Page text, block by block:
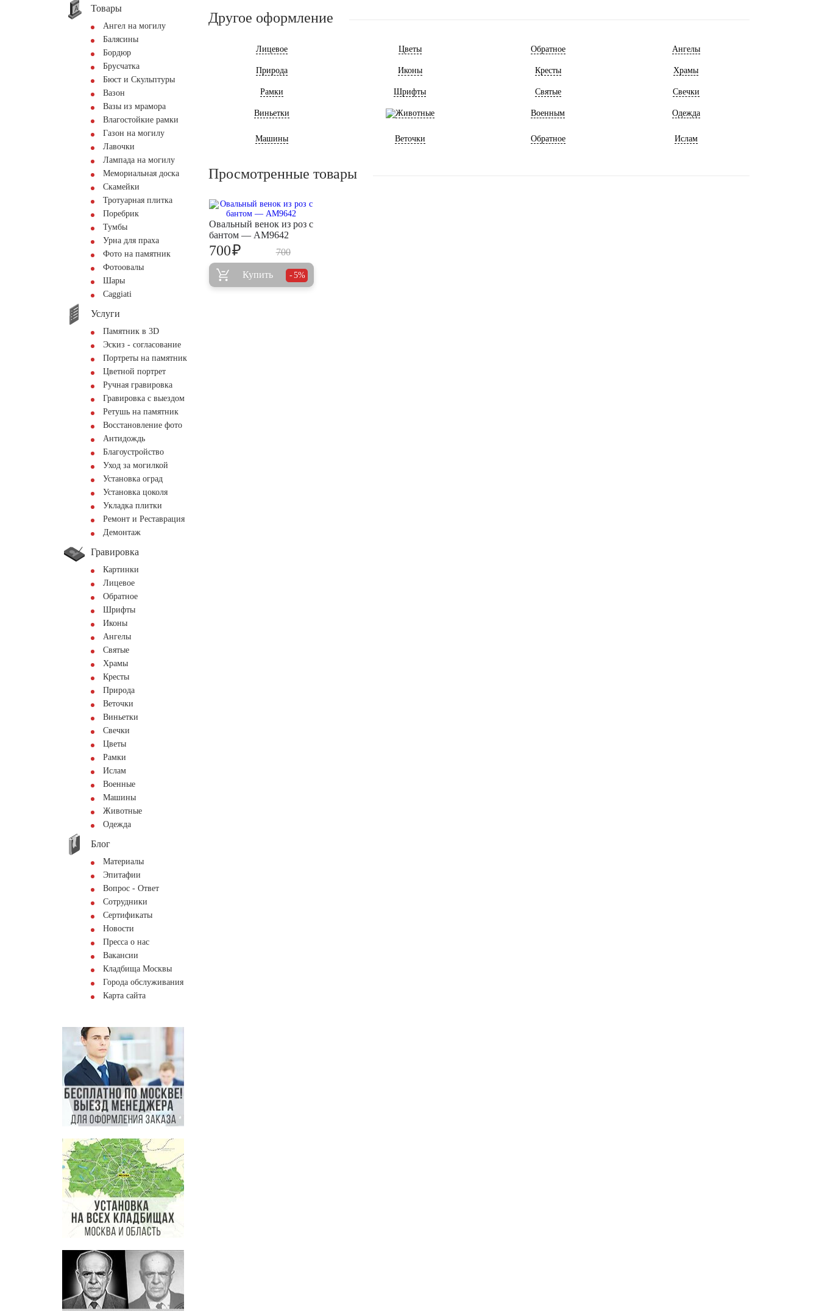
Товары
Ангел на могилу
Балясины
Бордюр
Брусчатка
Бюст и Скульптуры
Вазон
Вазы из мрамора
Влагостойкие рамки
Газон на могилу
Лавочки
Лампада на могилу
Мемориальная доска
Скамейки
Тротуарная плитка
Поребрик
Тумбы
Урна для праха
Фото на памятник
Фотоовалы
Шары
Сaggiati
Услуги
Памятник в 3D
Эскиз - согласование
Портреты на памятник
Цветной портрет
Ручная гравировка
Гравировка с выездом
Ретушь на памятник
Восстановление фото
Антидождь
Благоустройство
Уход за могилкой
Установка оград
Установка цоколя
Укладка плитки
Ремонт и Реставрация
Демонтаж
Гравировка
Картинки
Лицевое
Обратное
Шрифты
Иконы
Ангелы
Святые
Храмы
Кресты
Природа
Веточки
Виньетки
Свечки
Цветы
Рамки
Ислам
Военные
Машины
Животные
Одежда
Блог
Материалы
Эпитафии
Вопрос - Ответ
Сотрудники
Сертификаты
Новости
Пресса о нас
Вакансии
Кладбища Москвы
Города обслуживания
Карта сайта
Другое оформление
Лицевое Цветы Обратное Ангелы
Природа Иконы Кресты Храмы
Рамки Шрифты Святые Свечки
Виньетки Животные Военным Одежда
Машины Веточки Обратное Ислам
Просмотренные товары
Овальный венок из роз с
бантом — AM9642
700
700₽
Купить 5%